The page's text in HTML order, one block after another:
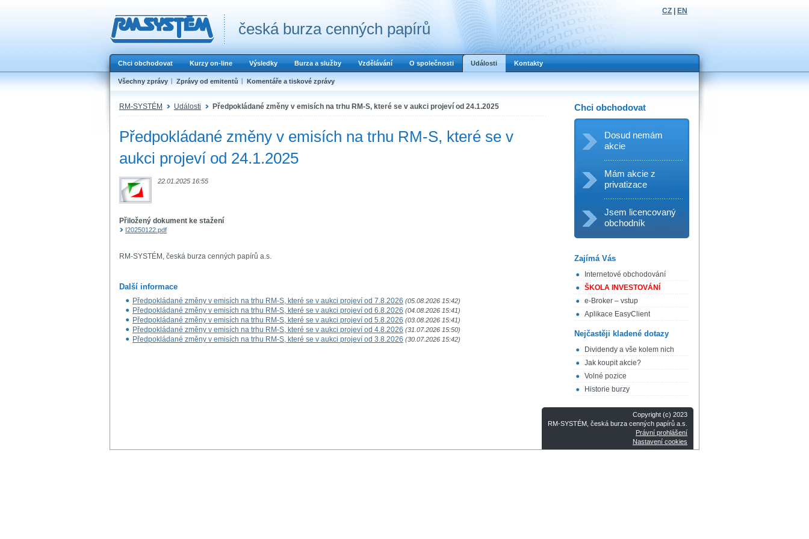
česká burza cenných papírů
CZ EN
Chci obchodovat Kurzy on-line Výsledky Burza a služby Vzdělávání O společnosti Události Kontakty
Všechny zprávy Zprávy od emitentů Komentáře a tiskové zprávy
RM-SYSTÉM Události Předpokládané změny v emisích na trhu RM-S, které se v aukci projeví od 24.1.2025
Předpokládané změny v emisích na trhu RM-S, které se v
aukci projeví od 24.1.2025
22.01.2025 16:55
Přiložený dokument ke stažení
I20250122.pdf
RM-SYSTÉM, česká burza cenných papírů a.s.
Další informace
Předpokládané změny v emisích na trhu RM-S, které se v aukci projeví od 7.8.2026 (05.08.2026 15:42)
Předpokládané změny v emisích na trhu RM-S, které se v aukci projeví od 6.8.2026 (04.08.2026 15:41)
Předpokládané změny v emisích na trhu RM-S, které se v aukci projeví od 5.8.2026 (03.08.2026 15:41)
Předpokládané změny v emisích na trhu RM-S, které se v aukci projeví od 4.8.2026 (31.07.2026 15:50)
Předpokládané změny v emisích na trhu RM-S, které se v aukci projeví od 3.8.2026 (30.07.2026 15:42)
Chci obchodovat
Dosud nemám
akcie
Mám akcie z
privatizace
Jsem licencovaný
obchodník
Zajímá Vás
Internetové obchodování
ŠKOLA INVESTOVÁNÍ
e-Broker – vstup
Aplikace EasyClient
Nejčastěji kladené dotazy
Dividendy a vše kolem nich
Jak koupit akcie?
Volné pozice
Historie burzy
Copyright (c) 2023
RM-SYSTÉM, česká burza cenných papírů a.s.
Právní prohlášení
Nastavení cookies